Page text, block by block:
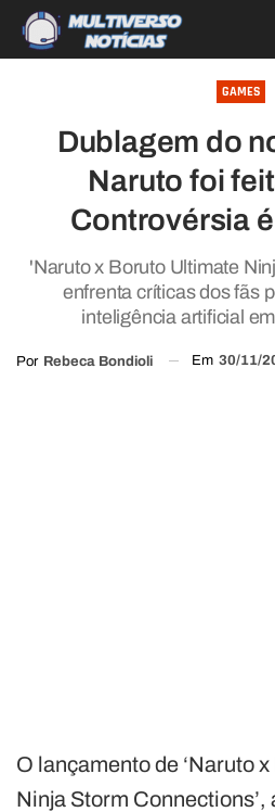
GAMES
Dublagem do
Naruto foi
Controvérsia
'Naruto x Boruto Ultimate
enfrenta críticas dos fãs
inteligência artificial
Por Rebeca Bondioli Em 30/11/
O lançamento de ‘Naruto
Ninja Storm